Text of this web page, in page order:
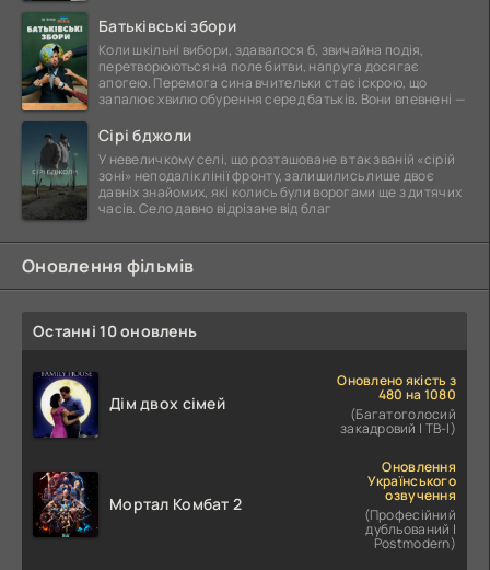
Батьківські збори
Коли шкільні вибори, здавалося б, звичайна подія,
перетворюються на поле битви, напруга досягає
апогею. Перемога сина вчительки стає іскрою, що
запалює хвилю обурення серед батьків. Вони впевнені —
Сірі бджоли
У невеличкому селі, що розташоване в так званій «сірій
зоні» неподалік лінії фронту, залишились лише двоє
давніх знайомих, які колись були ворогами ще з дитячих
часів. Село давно відрізане від благ
Оновлення фільмів
Останні 10 оновлень
Дім двох сімей
Оновлено якість з
480 на 1080
(Багатоголосий
закадровий | ТВ-І)
Мортал Комбат 2
Оновлення
Українського
озвучення
(Професійний
дубльований |
Postmodern)